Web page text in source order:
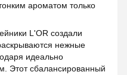
ароматом только
L'OR создали
нежные
идеально
Этот сбалансированный